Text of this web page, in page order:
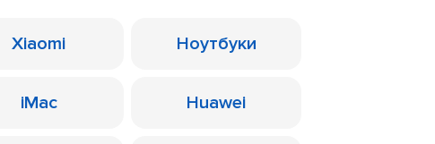
Xiaomi Ноутбуки
iMac Huawei